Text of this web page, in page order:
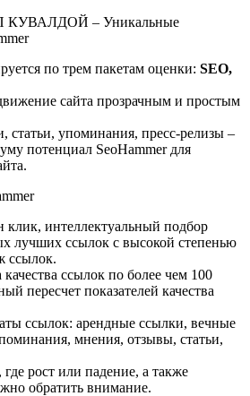
КУВАЛДОЙ – Уникальные
по трем пакетам оценки: SEO,
сайта прозрачным и простым
статьи, упоминания, пресс-релизы –
потенциал SeoHammer для
интеллектуальный подбор
лучших ссылок с высокой степенью
ссылок.
ссылок по более чем 100
пересчет показателей качества
ссылок: арендные ссылки, вечные
мнения, отзывы, статьи,
рост или падение, а также
обратить внимание.